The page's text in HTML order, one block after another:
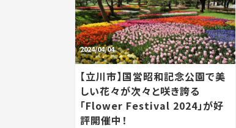
2024/04/04
【立川市】国営昭和記念公園で美
しい花々が次々と咲き誇る
「Flower Festival 2024」が好
評開催中！